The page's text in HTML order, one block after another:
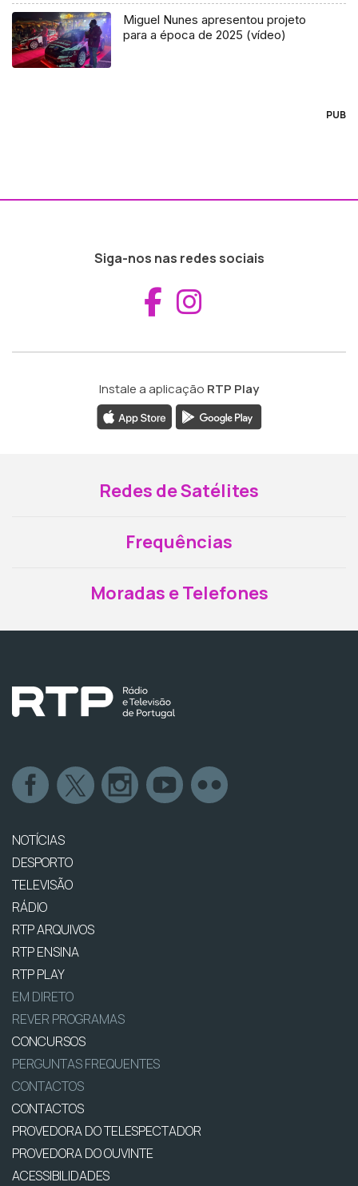
Miguel Nunes apresentou projeto
para a época de 2025 (vídeo)
PUB
Siga-nos nas redes sociais
Aceder ao
Instale a aplicação RTP Play
Redes de Satélites
Frequências
Moradas e Telefones
NOTÍCIAS
DESPORTO
TELEVISÃO
RÁDIO
RTP ARQUIVOS
RTP ENSINA
RTP PLAY
EM DIRETO
REVER PROGRAMAS
CONCURSOS
PERGUNTAS FREQUENTES
CONTACTOS
CONTACTOS
PROVEDORA DO TELESPECTADOR
PROVEDORA DO OUVINTE
ACESSIBILIDADES